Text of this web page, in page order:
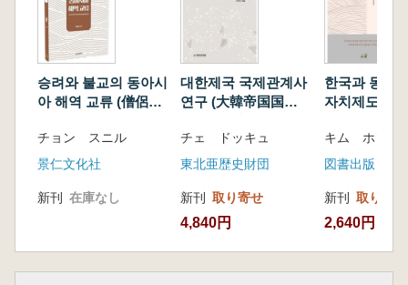
승려와 불교의 동아시
아 해역 교류 (僧侶と
交流)
チョン スニル
景仁文化社
新刊 在庫なし
대한제국 국제관계사
연구 (大韓帝国国際
チェ ドッキュ
東北亜歴史財団
新刊 取り寄せ
4,840円
한국과 동아
자치제도의
治制度の理
キム ホソン
図書出版 ソ
新刊 取り寄せ
2,640円